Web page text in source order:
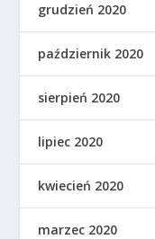
grudzień 2020
październik 2020
sierpień 2020
lipiec 2020
kwiecień 2020
marzec 2020